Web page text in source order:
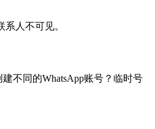
系人不可见。
不同的WhatsApp账号？临时号